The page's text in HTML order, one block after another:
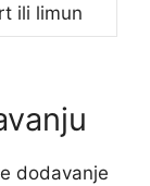
ili limun
dodavanje